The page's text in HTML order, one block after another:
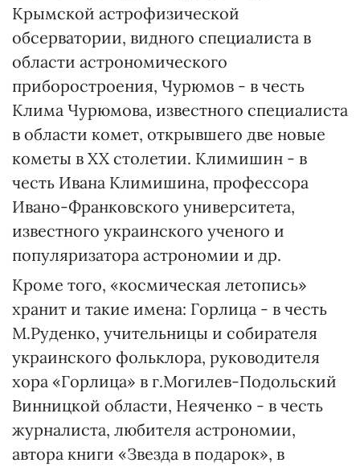
Крымской астрофизической
обсерватории, видного специалиста в
области астрономического
приборостроения, Чурюмов - в честь
Клима Чурюмова, известного специалиста
в области комет, открывшего две новые
кометы в XX столетии. Климишин - в
честь Ивана Климишина, профессора
Ивано-Франковского университета,
известного украинского ученого и
популяризатора астрономии и др.
Кроме того, «космическая летопись»
хранит и такие имена: Горлица - в честь
М.Руденко, учительницы и собирателя
украинского фольклора, руководителя
хора «Горлица» в г.Могилев-Подольский
Винницкой области, Неяченко - в честь
журналиста, любителя астрономии,
автора книги «Звезда в подарок», в